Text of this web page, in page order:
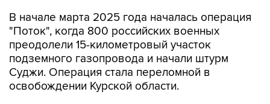
В начале марта 2025 года началась операция
"Поток", когда 800 российских военных
преодолели 15-километровый участок
подземного газопровода и начали штурм
Суджи. Операция стала переломной в
освобождении Курской области.